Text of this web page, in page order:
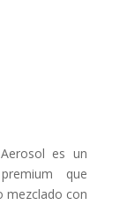
es un
que
mezclado con